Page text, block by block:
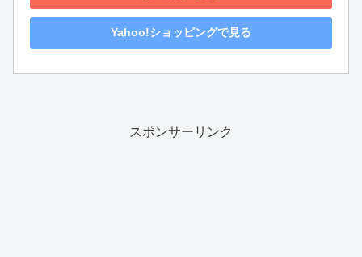
Yahoo!ショッピングで見る
スポンサーリンク